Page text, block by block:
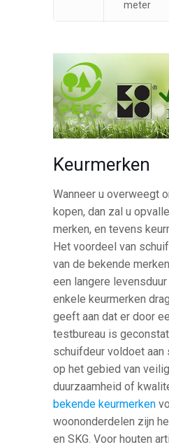
meter
Keurmerken
Wanneer u overweegt
kopen, dan zal u
merken, en tevens
Het voordeel van
van de bekende
een langere
enkele keurmerken
geeft aan dat er door
testbureau is
schuifdeur voldoet
op het gebied van
duurzaamheid of
bekende keurmerken
woononderdelen zijn
en SKG. Voor houten